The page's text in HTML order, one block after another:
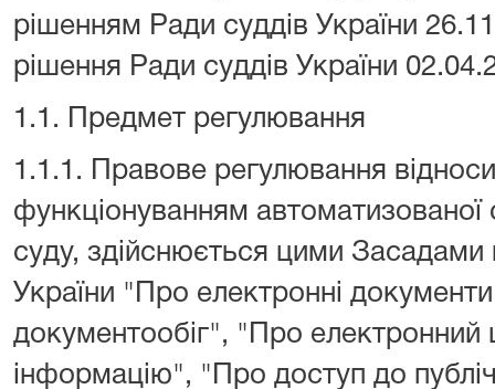
рішенням Ради суддів України
рішення Ради суддів України
1.1. Предмет регулювання
1.1.1. Правове регулювання
функціонуванням автоматизованої
суду, здійснюється цими Засадами
України "Про електронні
документообіг", "Про
інформацію", "Про доступ до